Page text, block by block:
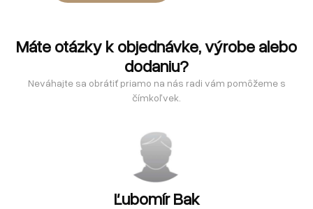
Máte otázky k objednávke, výrobe alebo
dodaniu?
Neváhajte sa obrátiť priamo na nás radi vám pomôžeme s
čímkoľvek.
Ľubomír Bak